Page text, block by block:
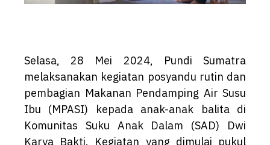
Selasa, 28 Mei 2024, Pundi Sumatra
melaksanakan kegiatan posyandu rutin dan
pembagian Makanan Pendamping Air Susu
Ibu (MPASI) kepada anak-anak balita di
Komunitas Suku Anak Dalam (SAD) Dwi
Karya Bakti. Kegiatan yang dimulai pukul